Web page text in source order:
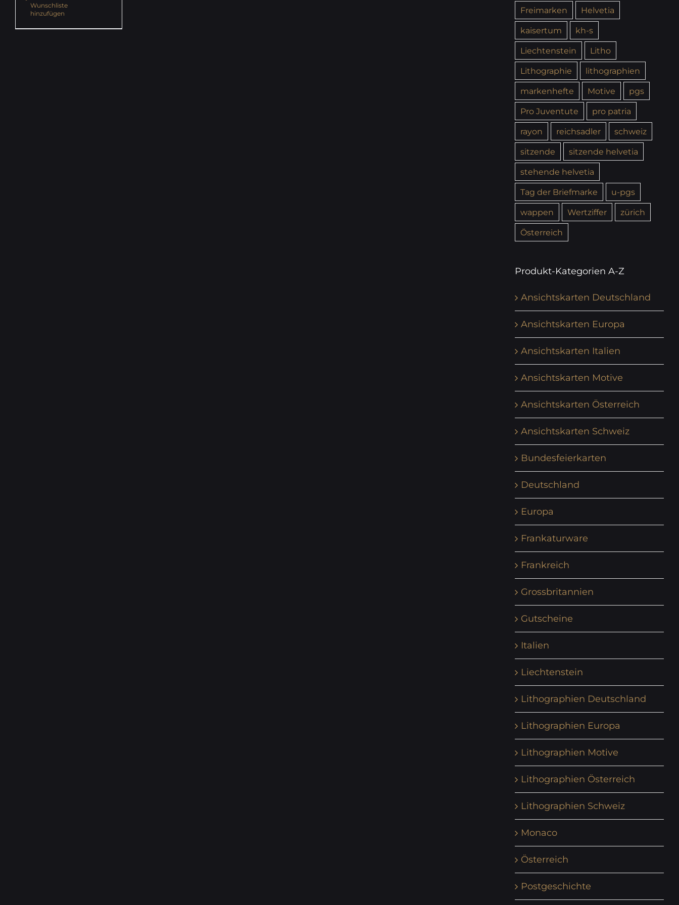
Wunschliste
hinzufügen
Freimarken
Helvetia
kaisertum
kh-s
Liechtenstein
Litho
Lithographie
lithographien
markenhefte
Motive
pgs
Pro Juventute
pro patria
rayon
reichsadler
schweiz
sitzende
sitzende helvetia
stehende helvetia
Tag der Briefmarke
u-pgs
wappen
Wertziffer
zürich
Österreich
Produkt-Kategorien A-Z
Ansichtskarten Deutschland
Ansichtskarten Europa
Ansichtskarten Italien
Ansichtskarten Motive
Ansichtskarten Österreich
Ansichtskarten Schweiz
Bundesfeierkarten
Deutschland
Europa
Frankaturware
Frankreich
Grossbritannien
Gutscheine
Italien
Liechtenstein
Lithographien Deutschland
Lithographien Europa
Lithographien Motive
Lithographien Österreich
Lithographien Schweiz
Monaco
Österreich
Postgeschichte